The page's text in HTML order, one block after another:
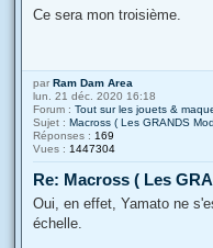
Ce sera mon troisième.
par Ram Dam Area
lun. 21 déc. 2020 16:18
Forum : Tout sur les jouets &
Sujet : Macross ( Les GRANDS
Réponses : 169
Vues : 1447304
Re: Macross ( Les
Oui, en effet, Yamato ne
échelle.